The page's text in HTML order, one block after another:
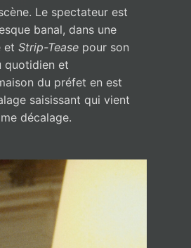
Le spectateur est
banal, dans une
et Strip-Tease pour son
quotidien et
du préfet en est
saisissant qui vient
décalage.